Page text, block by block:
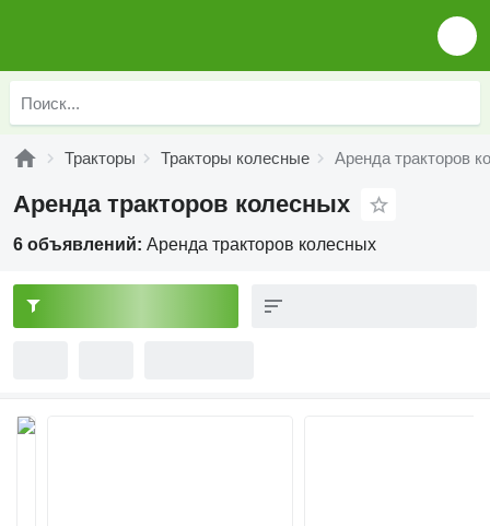
Тракторы Тракторы колесные Аренда тракторов
Аренда тракторов колесных
6 объявлений: Аренда тракторов колесных